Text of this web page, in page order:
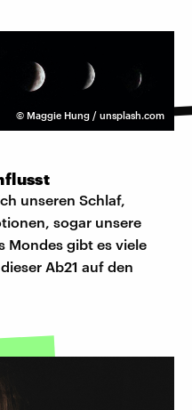
© Maggie Hung / unsplash.com
unseren Schlaf,
sogar unsere
Mondes gibt es viele
Ab21 auf den